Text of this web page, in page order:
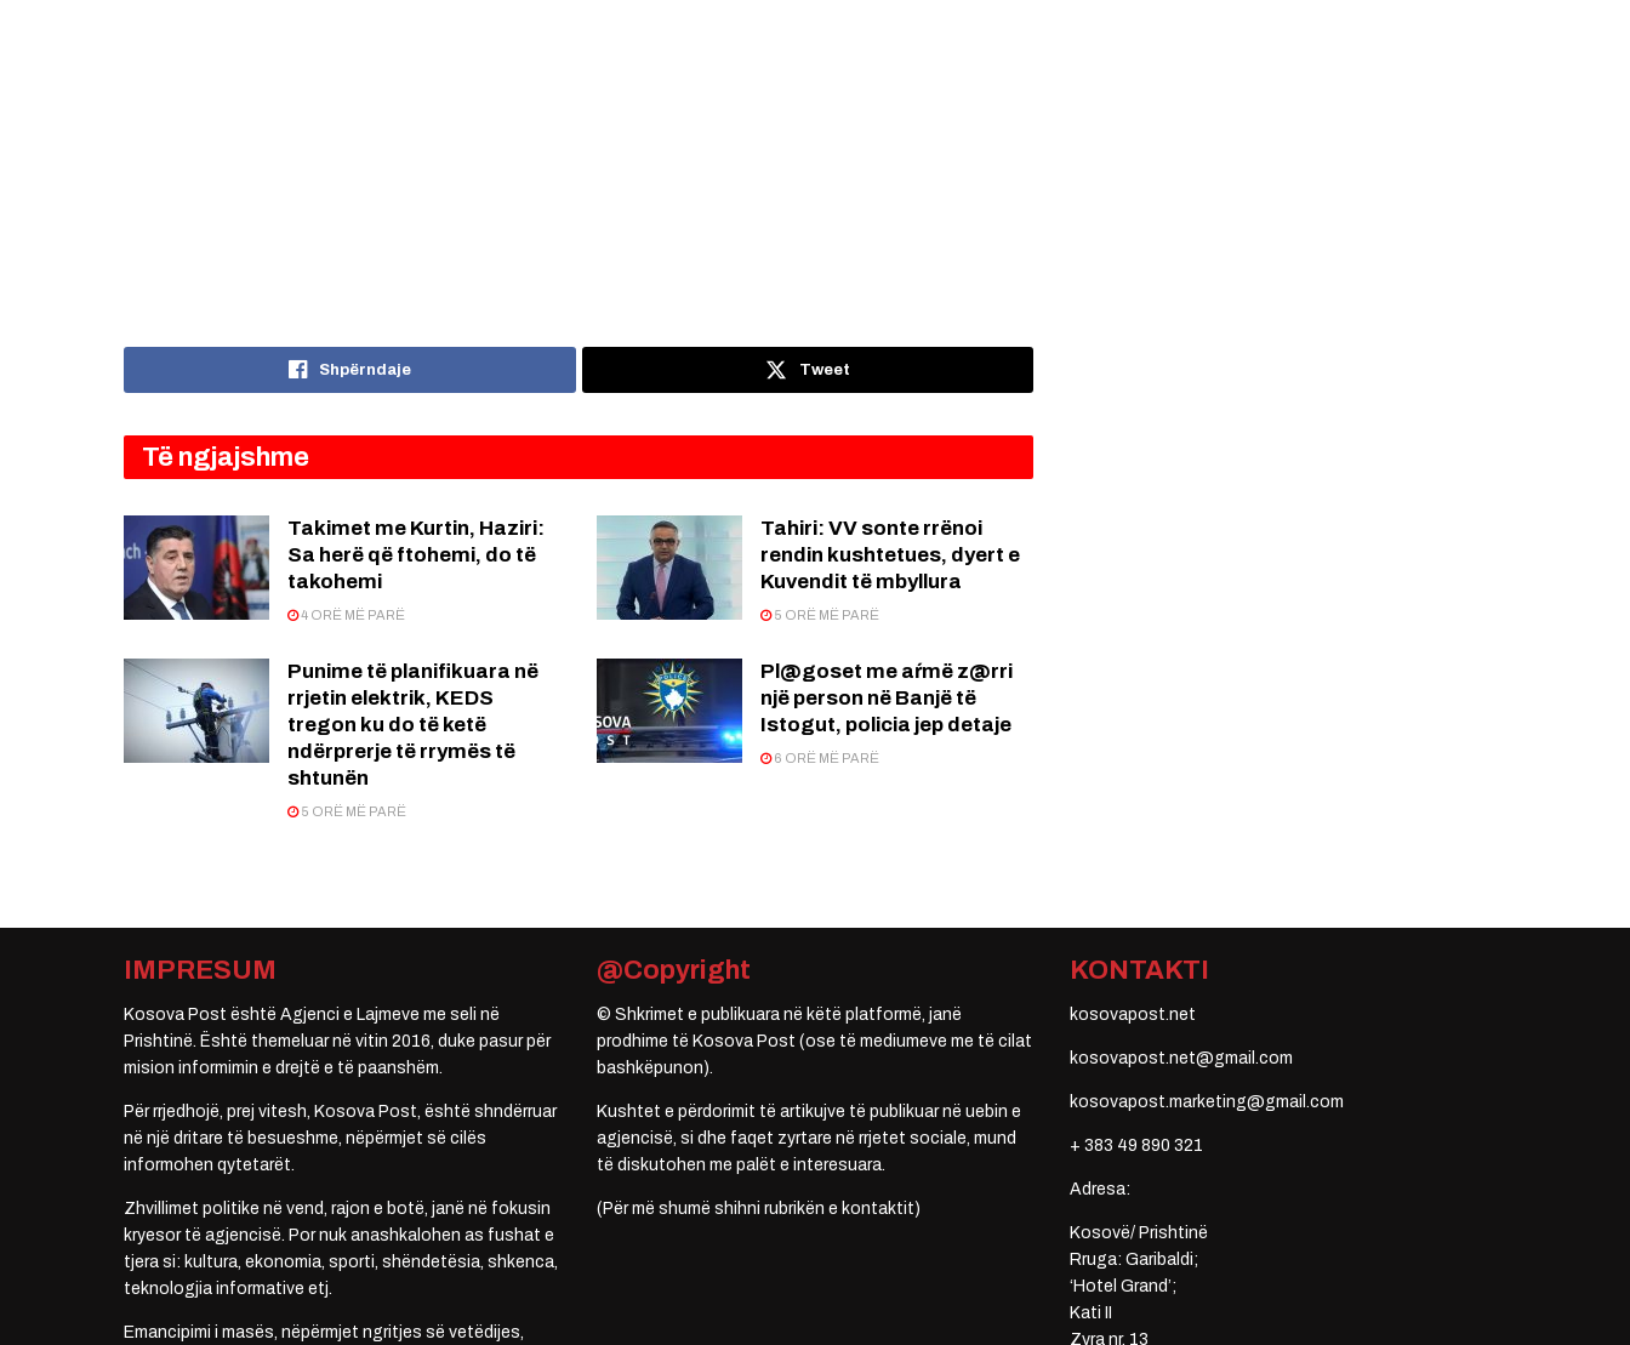
Shpërndaje Tweet
Të ngjajshme
Takimet me Kurtin, Haziri:
Sa herë që ftohemi, do të
takohemi
4 ORË MË PARË
Tahiri: VV sonte rrënoi
rendin kushtetues, dyert e
Kuvendit të mbyllura
5 ORË MË PARË
Punime të planifikuara në
rrjetin elektrik, KEDS
tregon ku do të ketë
ndërprerje të rrymës të
shtunën
5 ORË MË PARË
Pl@goset me aŕmë z@rri
një person në Banjë të
Istogut, policia jep detaje
6 ORË MË PARË
IMPRESUM
Kosova Post është Agjenci e Lajmeve me seli në
Prishtinë. Është themeluar në vitin 2016, duke pasur për
mision informimin e drejtë e të paanshëm.
Për rrjedhojë, prej vitesh, Kosova Post, është shndërruar
në një dritare të besueshme, nëpërmjet së cilës
informohen qytetarët.
Zhvillimet politike në vend, rajon e botë, janë në fokusin
kryesor të agjencisë. Por nuk anashkalohen as fushat e
tjera si: kultura, ekonomia, sporti, shëndetësia, shkenca,
teknologjia informative etj.
Emancipimi i masës, nëpërmjet ngritjes së vetëdijes,
@Copyright
© Shkrimet e publikuara në këtë platformë, janë
prodhime të Kosova Post (ose të mediumeve me të cilat
bashkëpunon).
Kushtet e përdorimit të artikujve të publikuar në uebin e
agjencisë, si dhe faqet zyrtare në rrjetet sociale, mund
të diskutohen me palët e interesuara.
(Për më shumë shihni rubrikën e kontaktit)
KONTAKTI
kosovapost.net
kosovapost.net@gmail.com
kosovapost.marketing@gmail.com
+ 383 49 890 321
Adresa:
Kosovë/ Prishtinë
Rruga: Garibaldi;
‘Hotel Grand’;
Kati II
Zyra nr. 13